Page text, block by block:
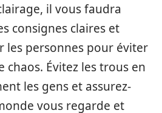
il vous faudra
consignes claires et
les personnes pour éviter
chaos. Évitez les trous en
les gens et assurez-
vous regarde et